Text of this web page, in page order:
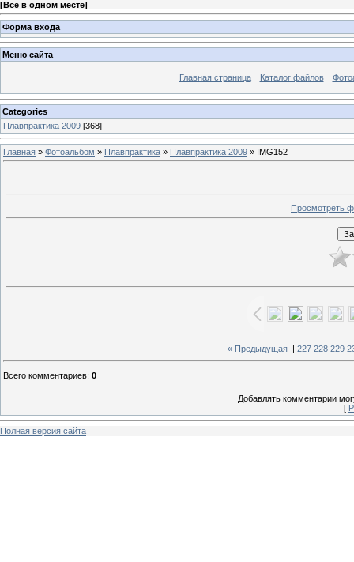
[Все в одном месте]
Форма входа
Меню сайта
Главная страница Каталог файлов
Categories
Плавпрактика 2009 [368]
Главная » Фотоальбом » Плавпрактика » Плавпрактика 2009 » IMG152
Просмотреть
« Предыдущая 227 228 229
Всего комментариев: 0
Добавлять комментарии
[
Полная версия сайта